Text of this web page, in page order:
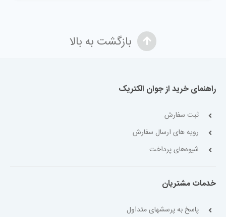
بازگشت به بالا
راهنمای خرید از جوان الکتریک
ثبت سفارش
رویه های ارسال سفارش
شیوه‌های پرداخت
خدمات مشتریان
پاسخ به پرسشهای متداول